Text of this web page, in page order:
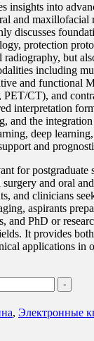
insights into
and
discusses
protection
but
including
and functional
CT), and
interpretation
and the
deep
and
for postgraduate
and oral
and clinicians
aspirants
and PhD or
It provides
applications in
-
, Электронные